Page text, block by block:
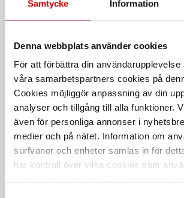
Samtycke Information
Denna webbplats använder cookies
För att förbättra din
våra samarbetspartners cookies på
Cookies möjliggör anpassning av din
analyser och tillgång till alla funktioner.
även för personliga annonser i
medier och på nätet. Information om
surfvanor och enheter samlas in för
har kontroll över vilka cookies som
Verktygsvagn XXL WT
Grå RAL 7016. 7 lådor. 12.8 Ett varaktigt
De som köpte, köpte även